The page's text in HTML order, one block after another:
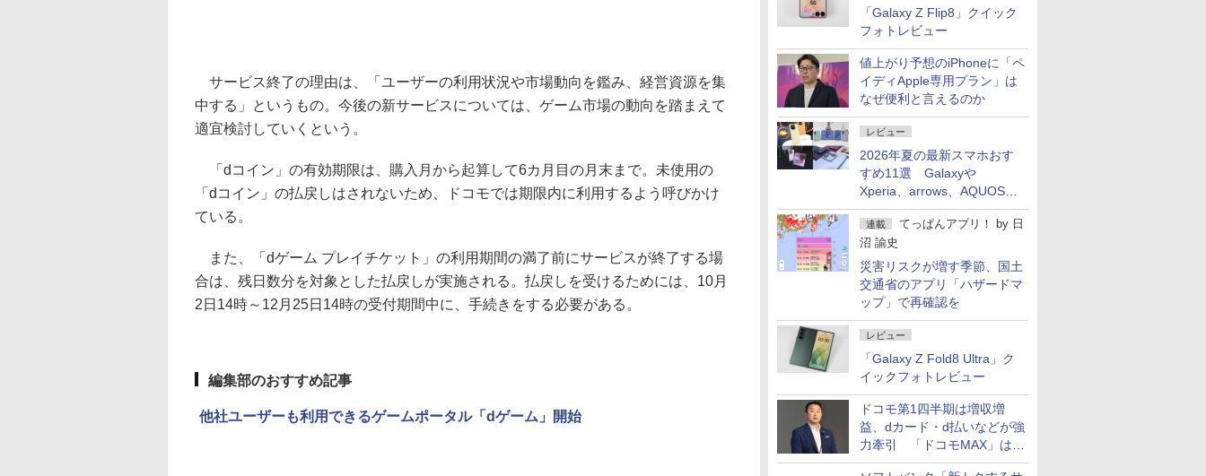
「Galaxy Z Flip8」クイック
フォトレビュー
値上がり予想のiPhoneに「ペ
イディApple専用プラン」は
なぜ便利と言えるのか
レビュー
2026年夏の最新スマホおす
すめ11選 Galaxyや
Xperia、arrows、AQUOSな
ど注目機種の特徴は
連載 てっぱんアプリ！ by 日
沼 諭史
災害リスクが増す季節、国土
交通省のアプリ「ハザードマ
ップ」で再確認を
レビュー
「Galaxy Z Fold8 Ultra」ク
イックフォトレビュー
ドコモ第1四半期は増収増
益、dカード・d払いなどが強
力牽引 「ドコモMAX」は
400万契約突破
サービス終了の理由は、「ユーザーの利用状況や市場動向を鑑み、経営資源を集
中する」というもの。今後の新サービスについては、ゲーム市場の動向を踏まえて
適宜検討していくという。
「dコイン」の有効期限は、購入月から起算して6カ月目の月末まで。未使用の
「dコイン」の払戻しはされないため、ドコモでは期限内に利用するよう呼びかけ
ている。
また、「dゲーム プレイチケット」の利用期間の満了前にサービスが終了する場
合は、残日数分を対象とした払戻しが実施される。払戻しを受けるためには、10月
2日14時～12月25日14時の受付期間中に、手続きをする必要がある。
編集部のおすすめ記事
他社ユーザーも利用できるゲームポータル「dゲーム」開始